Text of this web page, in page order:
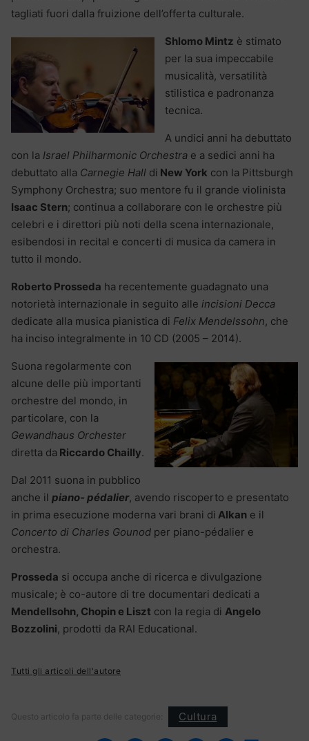
tagliati fuori dalla fruizione dell’offerta culturale.
Shlomo Mintz è stimato
per la sua impeccabile
musicalità, versatilità
stilistica e padronanza
tecnica.
A undici anni ha debuttato
con la Israel Philharmonic Orchestra e a sedici anni ha
debuttato alla Carnegie Hall di New York con la Pittsburgh
Symphony Orchestra; suo mentore fu il grande violinista
Isaac Stern; continua a collaborare con le orchestre più
celebri e i direttori più noti della scena internazionale,
esibendosi in recital e concerti di musica da camera in
tutto il mondo.
Roberto Prosseda ha recentemente guadagnato una
notorietà internazionale in seguito alle incisioni Decca
dedicate alla musica pianistica di Felix Mendelssohn, che
ha inciso integralmente in 10 CD (2005 – 2014).
Suona regolarmente con
alcune delle più importanti
orchestre del mondo, in
particolare, con la
Gewandhaus Orchester
diretta da Riccardo Chailly.
Dal 2011 suona in pubblico
anche il piano- pédalier, avendo riscoperto e presentato
in prima esecuzione moderna vari brani di Alkan e il
Concerto di Charles Gounod per piano-pédalier e
orchestra.
Prosseda si occupa anche di ricerca e divulgazione
musicale; è co-autore di tre documentari dedicati a
Mendellsohn, Chopin e Liszt con la regia di Angelo
Bozzolini, prodotti da RAI Educational.
Tutti gli articoli dell'autore
Questo articolo fa parte delle categorie: Cultura